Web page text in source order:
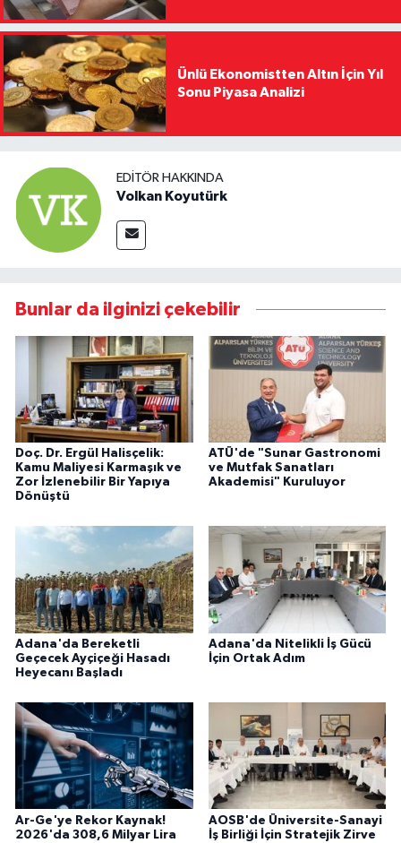
Ünlü Ekonomistten Altın İçin Yıl
Sonu Piyasa Analizi
EDITÖR HAKKINDA
Volkan Koyutürk
Bunlar da ilginizi çekebilir
Doç. Dr. Ergül Halisçelik:
Kamu Maliyesi Karmaşık ve
Zor İzlenebilir Bir Yapıya
Dönüştü
ATÜ'de "Sunar Gastronomi
ve Mutfak Sanatları
Akademisi" Kuruluyor
Adana'da Bereketli
Geçecek Ayçiçeği Hasadı
Heyecanı Başladı
Adana'da Nitelikli İş Gücü
İçin Ortak Adım
Ar-Ge'ye Rekor Kaynak!
2026'da 308,6 Milyar Lira
AOSB'de Üniversite-Sanayi
İş Birliği İçin Stratejik Zirve